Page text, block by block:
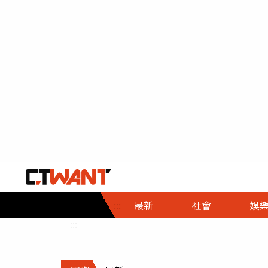
::: 最新 社會
社會首頁
時事
調查
娛樂
娛樂首頁
即時
財經首頁
熱線
政